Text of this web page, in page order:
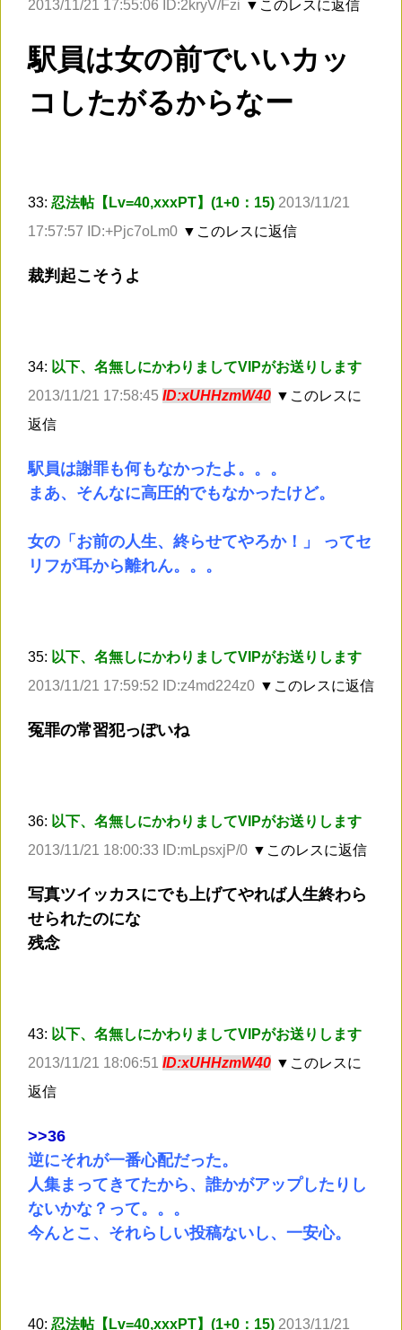
2013/11/21 17:55:06 ID:2kryV/Fzi ▼このレスに返信
駅員は女の前でいいカッ
コしたがるからなー
33: 忍法帖【Lv=40,xxxPT】(1+0：15) 2013/11/21
17:57:57 ID:+Pjc7oLm0 ▼このレスに返信
裁判起こそうよ
34: 以下、名無しにかわりましてVIPがお送りします
2013/11/21 17:58:45 ID:xUHHzmW40 ▼このレスに
返信
駅員は謝罪も何もなかったよ。。。
まあ、そんなに高圧的でもなかったけど。
女の「お前の人生、終らせてやろか！」 ってセ
リフが耳から離れん。。。
35: 以下、名無しにかわりましてVIPがお送りします
2013/11/21 17:59:52 ID:z4md224z0 ▼このレスに返信
冤罪の常習犯っぽいね
36: 以下、名無しにかわりましてVIPがお送りします
2013/11/21 18:00:33 ID:mLpsxjP/0 ▼このレスに返信
写真ツイッカスにでも上げてやれば人生終わら
せられたのにな
残念
43: 以下、名無しにかわりましてVIPがお送りします
2013/11/21 18:06:51 ID:xUHHzmW40 ▼このレスに
返信
>>36
逆にそれが一番心配だった。
人集まってきてたから、誰かがアップしたりし
ないかな？って。。。
今んとこ、それらしい投稿ないし、一安心。
40: 忍法帖【Lv=40,xxxPT】(1+0：15) 2013/11/21